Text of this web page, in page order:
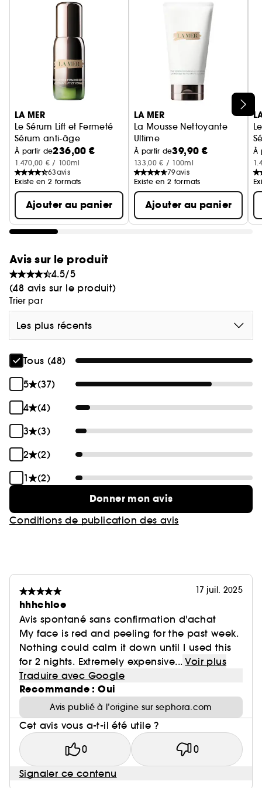
Ignorer le carrousel produits
LA MER
Le Sérum Lift et Fermeté
Sérum anti-âge
À partir de236,00 €
1.470,00 € / 100ml
63avis
Existe en 2 formats
Ajouter au panier
LA MER
La Mousse Nettoyante
Ultime
Mousse Nettoyante Visage
À partir de39,90 €
133,00 € / 100ml
79avis
Existe en 2 formats
Ajouter au panier
À
Avis sur le produit
4.5/5
(48 avis sur le produit)
Trier par
Les plus récents
Tous (48)
5
(37)
4
(4)
3
(3)
2
(2)
1
(2)
Donner mon avis
Conditions de publication des avis
17 juil. 2025
hhhchloe
Avis spontané sans confirmation d'achat
My face is red and peeling for the past week.
Nothing could calm it down until I used this
for 2 nights. Extremely expensive... Voir plus
Traduire avec Google
Recommande : Oui
Avis publié à l’origine sur sephora.com
Cet avis vous a-t-il été utile ?
0 0
Signaler ce contenu